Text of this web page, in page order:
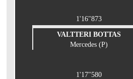
1'16"873
VALTTERI BOTTAS
Mercedes (P)
1'17"580